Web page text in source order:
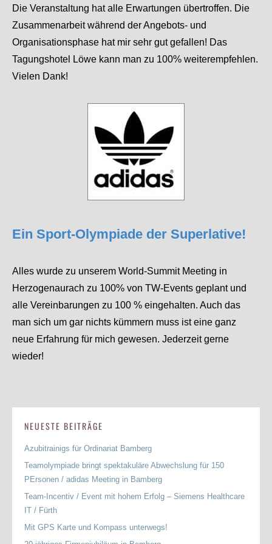
Die Veranstaltung hat alle Erwartungen übertroffen. Die
Zusammenarbeit während der Angebots- und
Organisationsphase hat mir sehr gut gefallen! Das
Tagungshotel Löwe kann man zu 100% weiterempfehlen.
Vielen Dank!
Ein Sport-Olympiade der Superlative!
Alles wurde zu unserem World-Summit Meeting in
Herzogenaurach zu 100% von TW-Events geplant und
alle Vereinbarungen zu 100 % eingehalten. Auch das
man sich um gar nichts kümmern muss ist eine ganz
neue Erfahrung für mich gewesen. Jederzeit gerne
wieder!
NEUESTE BEITRÄGE
Azubitrainigs für Ordinariat Bamberg
Teamolympiade bringt spektakuläre Abwechslung für 150
PErsonen / adidas Meeting in Bamberg
Team-Incentiv / Event mit hohem Erfolg – Siemens Healthcare
IT / Fürth
Mit GPS Karte und Kompass unterwegs!